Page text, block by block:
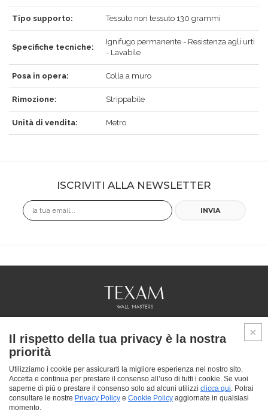
Tipo supporto: Tessuto non tessuto 130 grammi
Specifiche tecniche:
Ignifugo permanente - Resistenza agli urti
- Lavabile
Posa in opera: Colla a muro
Rimozione: Strippabile
Unità di vendita: Metro
ISCRIVITI ALLA NEWSLETTER
Email INVIA
PROFESSIONAL
PUNTI VENDITA
CHI SIAMO
CONTATTACI
REGISTRATI
Il rispetto della tua privacy è la nostra
priorità
Utilizziamo i cookie per assicurarti la migliore esperienza nel nostro sito.
Accetta e continua per prestare il consenso all’uso di tutti i cookie. Se vuoi
saperne di più o prestare il consenso solo ad alcuni utilizzi clicca qui. Potrai
consultare le nostre Privacy Policy e Cookie Policy aggiornate in qualsiasi
momento.